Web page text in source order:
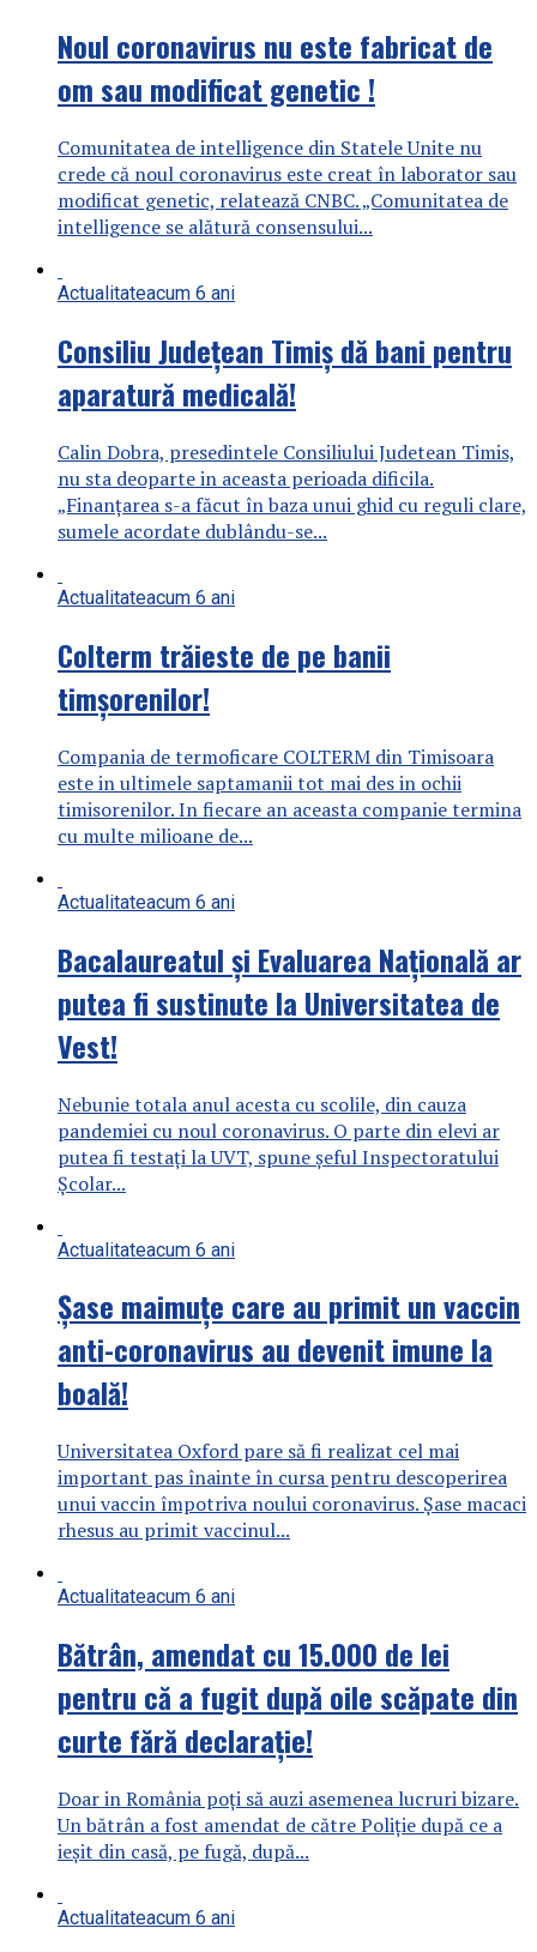
Noul coronavirus nu este fabricat de
om sau modificat genetic !
Comunitatea de intelligence din Statele Unite nu
crede că noul coronavirus este creat în laborator sau
modificat genetic, relatează CNBC. „Comunitatea de
intelligence se alătură consensului...
Actualitateacum 6 ani
Consiliu Județean Timiș dă bani pentru
aparatură medicală!
Calin Dobra, presedintele Consiliului Judetean Timis,
nu sta deoparte in aceasta perioada dificila.
„Finanțarea s-a făcut în baza unui ghid cu reguli clare,
sumele acordate dublându-se...
Actualitateacum 6 ani
Colterm trăieste de pe banii
timșorenilor!
Compania de termoficare COLTERM din Timisoara
este in ultimele saptamanii tot mai des in ochii
timisorenilor. In fiecare an aceasta companie termina
cu multe milioane de...
Actualitateacum 6 ani
Bacalaureatul și Evaluarea Națională ar
putea fi sustinute la Universitatea de
Vest!
Nebunie totala anul acesta cu scolile, din cauza
pandemiei cu noul coronavirus. O parte din elevi ar
putea fi testaţi la UVT, spune şeful Inspectoratului
Școlar...
Actualitateacum 6 ani
Șase maimuțe care au primit un vaccin
anti-coronavirus au devenit imune la
boală!
Universitatea Oxford pare să fi realizat cel mai
important pas înainte în cursa pentru descoperirea
unui vaccin împotriva noului coronavirus. Șase macaci
rhesus au primit vaccinul...
Actualitateacum 6 ani
Bătrân, amendat cu 15.000 de lei
pentru că a fugit după oile scăpate din
curte fără declarație!
Doar in România poți să auzi asemenea lucruri bizare.
Un bătrân a fost amendat de către Poliție după ce a
ieșit din casă, pe fugă, după...
Actualitateacum 6 ani